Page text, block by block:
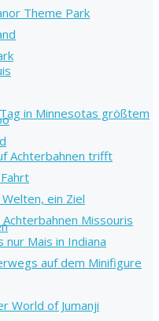
Theme Park
in Minnesotas größtem
Achterbahnen trifft
ein Ziel
Missouris
nur Mais in Indiana
auf dem Minifigure
World of Jumanji